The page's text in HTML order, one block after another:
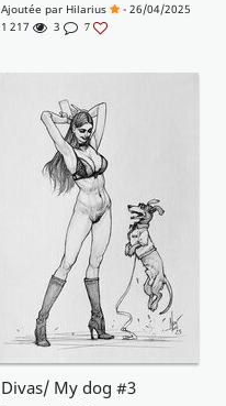
Ajoutée par Hilarius
- 26/04/2025
1 217
3 7
Divas/ My dog #3